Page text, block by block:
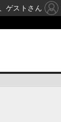
ゲストさん